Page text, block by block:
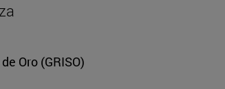
Oro (GRISO)